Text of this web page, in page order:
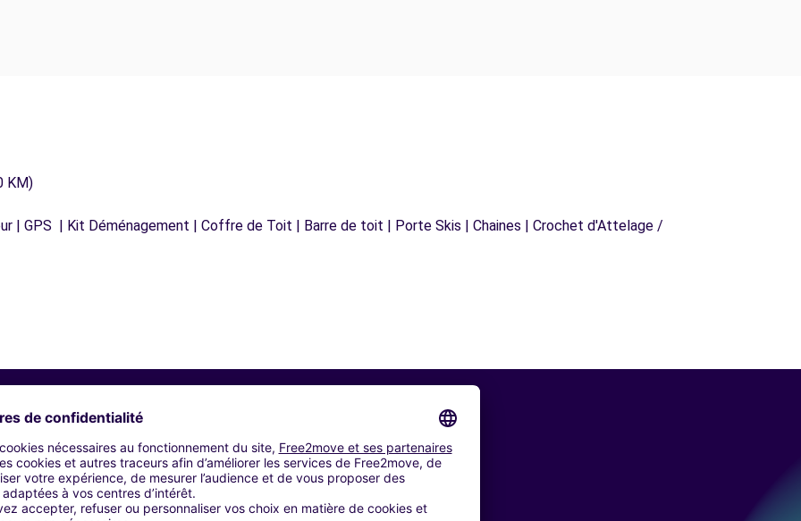
KM)
| GPS | Kit Déménagement | Coffre de Toit | Barre de toit | Porte Skis | Chaines | Crochet d'Attelage /
Agences similaires